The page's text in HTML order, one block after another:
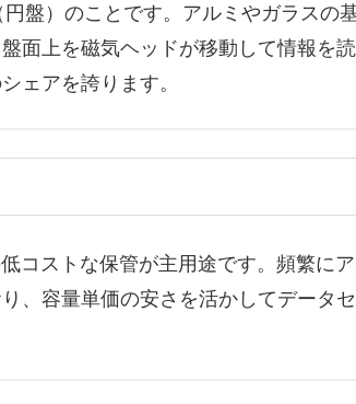
盤）のことです。アルミやガラスの
面上を磁気ヘッドが移動して情報を
ェアを誇ります。
コストな保管が主用途です。頻繁に
、容量単価の安さを活かしてデータ